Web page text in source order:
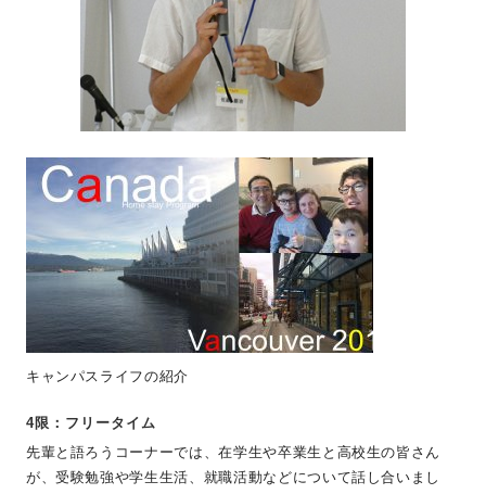
キャンパスライフの紹介
4限：フリータイム
先輩と語ろうコーナーでは、在学生や卒業生と高校生の皆さん
が、受験勉強や学生生活、就職活動などについて話し合いまし